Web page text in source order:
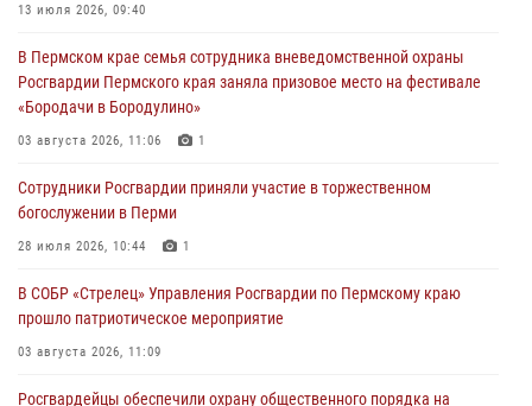
богослужении в Перми
28 июля 2026, 10:44
Росгвардейцы оказали силовую поддержку при задержании
28 июля 2026, 06:15
13 июля 2026, 09:40
В Пермском крае семья сотрудника вневедомственной охраны
Росгвардии Пермского края заняла призовое место на фестивале
«Бородачи в Бородулино»
03 августа 2026, 11:06 1
Сотрудники Росгвардии приняли участие в торжественном
богослужении в Перми
28 июля 2026, 10:44 1
В СОБР «Стрелец» Управления Росгвардии по Пермскому краю
прошло патриотическое мероприятие
03 августа 2026, 11:09
Росгвардейцы обеспечили охрану общественного порядка на